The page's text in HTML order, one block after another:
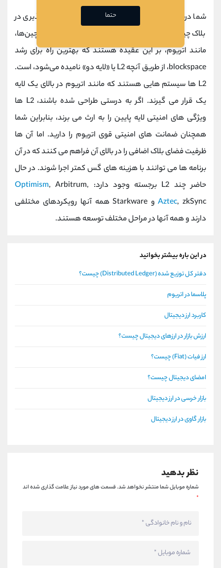
شما درست می گویید که به اصطلاح مشکل مقیاس پذیری در
بلاک چین یک موضوع چالش برانگیز است. برخی از بلاک‌چین‌ها،
مانند اتریوم، بر این عقیده هستند که بهترین راه برای رشد
blockspace، از طریق آنچه L2 یا «لایه دو» نامیده می‌شود، است.
L2 ها سیستم هایی هستند که مانند اتریوم در بالای یک لایه
یک قرار می گیرند. اگر به درستی طراحی شده باشند، L2 ها
ویژگی های امنیتی لایه پایین را به ارث می برند، بنابراین شما
همچنان ضمانت های امنیتی قوی اتریوم را دارید. اما آن ها
ظرفیت فضای بلاک اضافی را در بالای آن فراهم می کنند که در آن
برنامه ها می توانند با هزینه های گس کمتر اجرا شوند. در حال
حاضر چند L2 برجسته وجود دارد:
Optimism, Arbitrum,
Aztec
, zkSync و Starkware همه آنها رویکردهای مختلفی
دارند و همه آنها در مراحل مختلف توسعه هستند.
در این باره بیشتر بخوانید
دفتر کل توزیع شده (Distributed Ledger) چیست؟
پلاسما در اتریوم
کاربرد ارز دیجیتال
ارزش بازار در ارزهای دیجیتال چیست؟
ارز فیات (Fiat) چیست؟
امضای دیجیتال چیست؟
بازار خرسی در ارز دیجیتال
بازار گاوی در ارز دیجیتال
نظر بدهید
شماره موبایل شما منتشر نخواهد شد.قسمت های مورد نیاز علامت گذاری شده اند
*
حتما